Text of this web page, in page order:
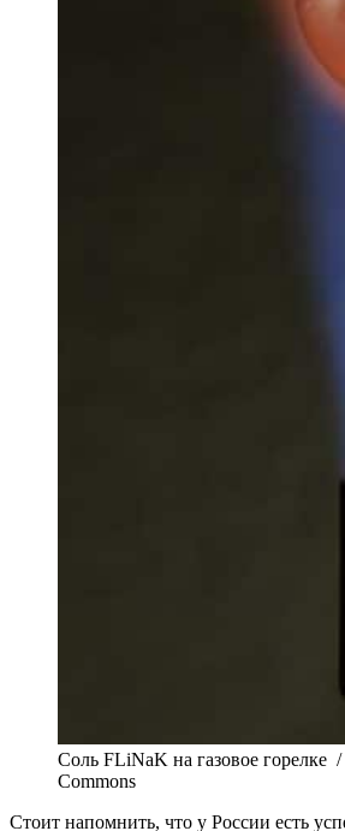
Соль FLiNaK на газовое горелке
Commons
Стоит напомнить, что у России есть